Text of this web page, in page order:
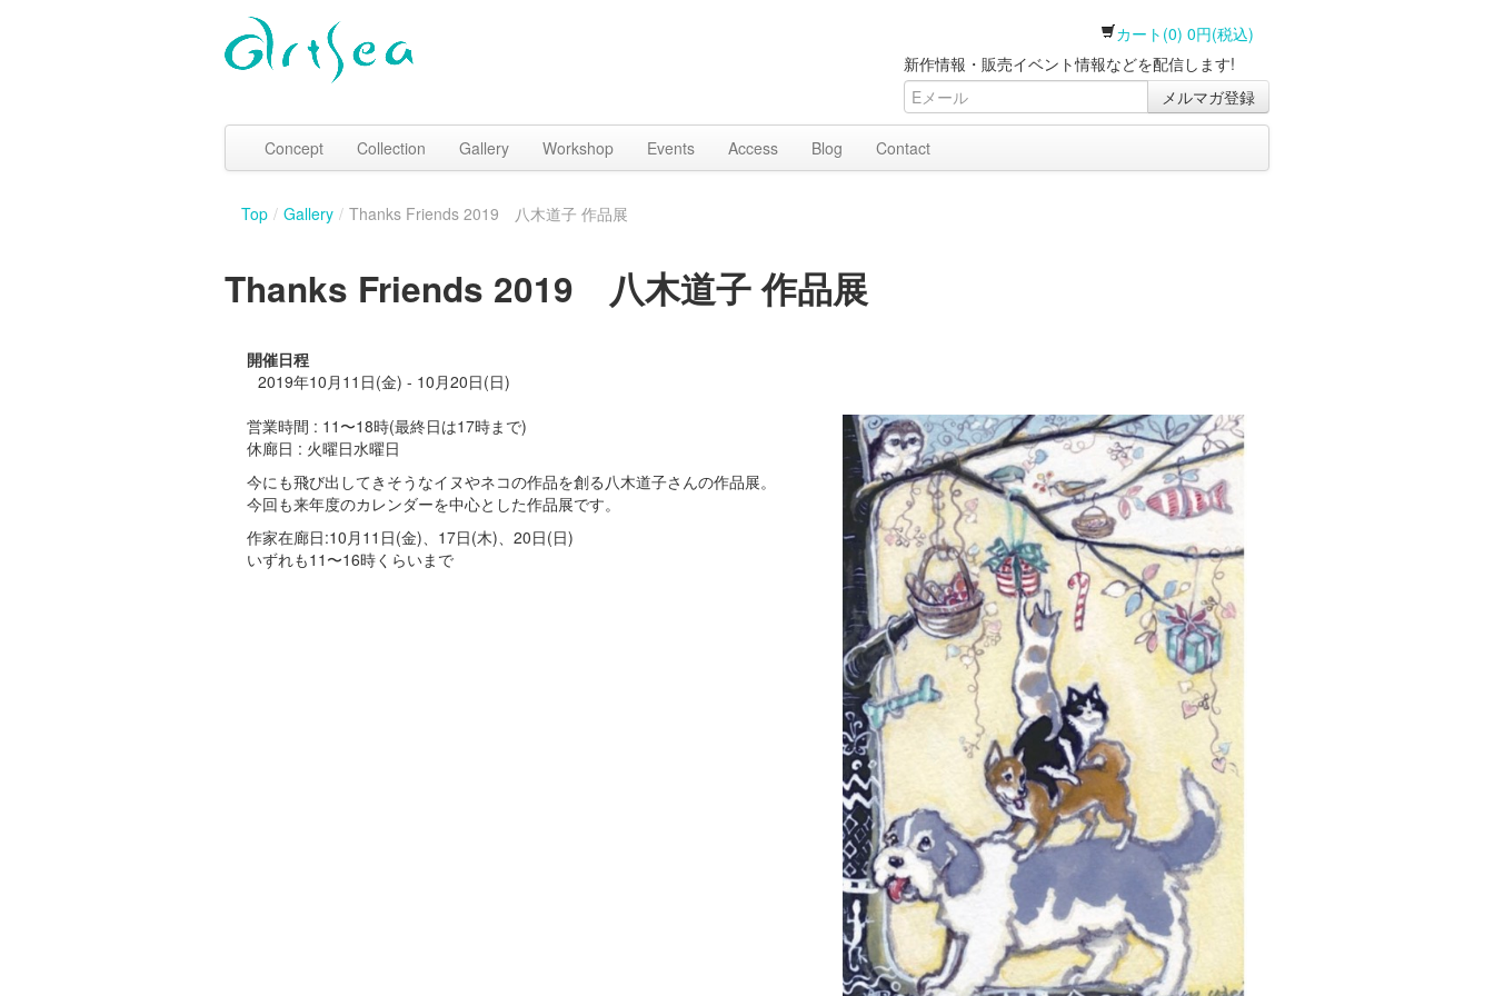
カート(0) 0円(税込)
新作情報・販売イベント情報などを配信します!
メルマガ登録
Concept Collection Gallery Workshop Events Access Blog Contact
Top / Gallery / Thanks Friends 2019 八木道子 作品展
Thanks Friends 2019 八木道子 作品展
開催日程
2019年10月11日(金) - 10月20日(日)
営業時間 : 11〜18時(最終日は17時まで)
休廊日 : 火曜日水曜日
今にも飛び出してきそうなイヌやネコの作品を創る八木道子さんの作品展。
今回も来年度のカレンダーを中心とした作品展です。
作家在廊日:10月11日(金)、17日(木)、20日(日)
いずれも11〜16時くらいまで